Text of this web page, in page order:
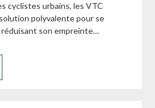
cyclistes urbains, les VTC
polyvalente pour se
son empreinte…